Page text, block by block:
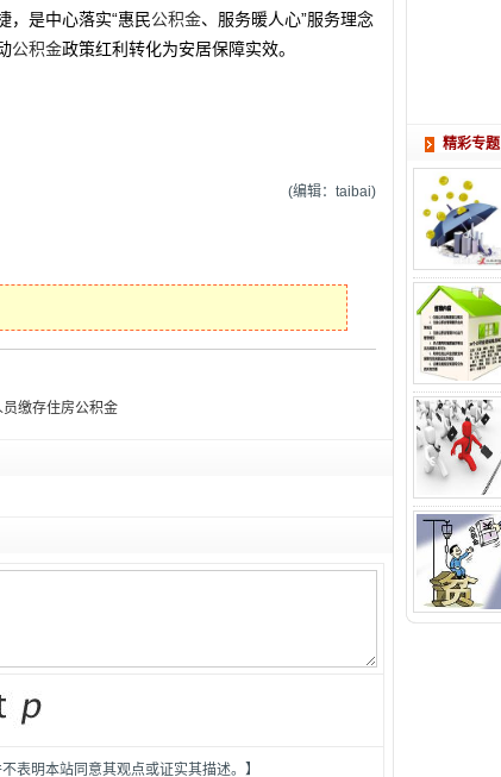
，是中心落实“惠民公积金、服务暖人心”服务理念
公积金政策红利转化为安居保障实效。
(编辑：taibai)
缴存住房公积金
表明本站同意其观点或证实其描述。】
精彩专题